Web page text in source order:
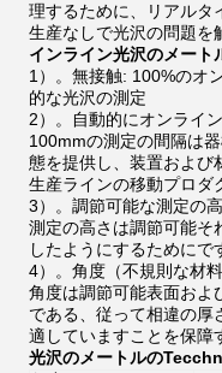
理するために、リアルタ
生産なしで光沢の問題を
インライン光沢のメート
1）。無接触: 100%のオ
的な光沢の測定
2）。自動的にオンライ
100mmの測定の間隔は
態を提供し、装置および
生産ラインの移動プロダ
3）。調節可能な測定の
測定の高さは調節可能そ
したようにするためにで
4）。角度（不規則な材
角度は調節可能表面およ
である、従って相違の厚
適していますことを保障
光沢のメートルの